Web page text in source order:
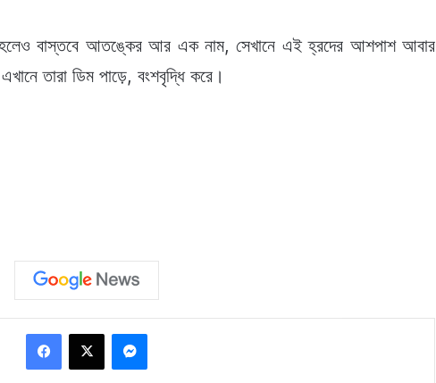
হলেও বাস্তবে আতঙ্কের আর এক নাম, সেখানে এই হ্রদের আশপাশ আবার
তারা ডিম পাড়ে, বংশবৃদ্ধি করে।